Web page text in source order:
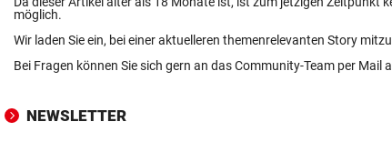
möglich.
Wir laden Sie ein, bei einer aktuelleren themenrelevanten Story
Bei Fragen können Sie sich gern an das Community-Team per Mail
NEWSLETTER